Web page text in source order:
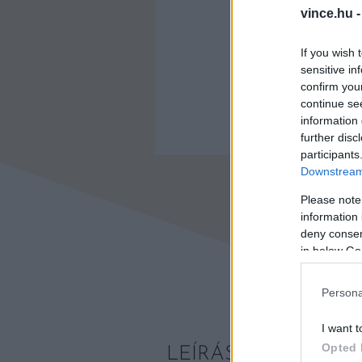
vince.hu -
If you wish
sensitive
confirm
continue
information
further
Please
information
deny
in below
I want
Opted
LEÍRÁS